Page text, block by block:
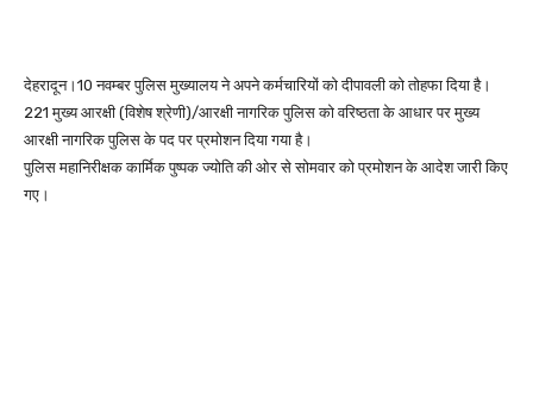
देहरादून।10 नवम्बर पुलिस मुख्यालय ने अपने कर्मचारियों को दीपावली को तोहफा दिया है।
221 मुख्य आरक्षी (विशेष श्रेणी)/आरक्षी नागरिक पुलिस को वरिष्ठता के आधार पर मुख्य
आरक्षी नागरिक पुलिस के पद पर प्रमोशन दिया गया है।
पुलिस महानिरीक्षक कार्मिक पुष्पक ज्योति की ओर से सोमवार को प्रमोशन के आदेश जारी किए
गए।